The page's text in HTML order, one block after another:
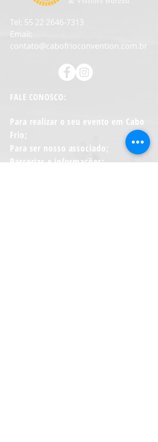
Tel: 55 22 2646-7313
Email:
contato@cabofrioconvention.com.br
FALE CONOSCO:
Para realizar o seu evento em Cabo
Frio;
Para ser nosso associado;
Parcerias e informações;